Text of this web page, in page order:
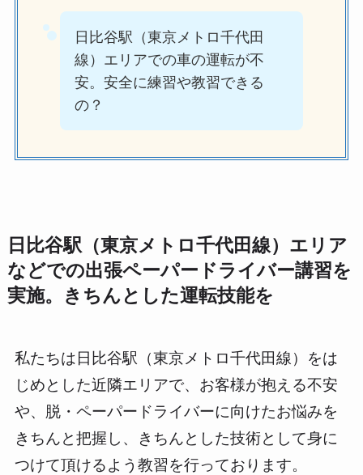
日比谷駅（東京メトロ千代田
線）エリアでの車の運転が不
安。安全に練習や教習できる
の？
日比谷駅（東京メトロ千代田線）エリア
などでの出張ペーパードライバー講習を
実施。きちんとした運転技能を
私たちは日比谷駅（東京メトロ千代田線）をは
じめとした近隣エリアで、お客様が抱える不安
や、脱・ペーパードライバーに向けたお悩みを
きちんと把握し、きちんとした技術として身に
つけて頂けるよう教習を行っております。